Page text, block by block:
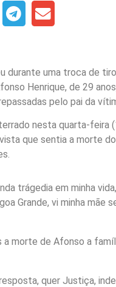
durante uma troca de
Henrique, de 29
pelo pai da
nesta quarta-feira
que sentia a morte
trágedia em minha
Grande, vi minha mãe
a morte de Afonso a
quer Justiça,